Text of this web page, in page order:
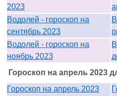
2023
Водолей - гороскоп на
сентябрь 2023
Водолей - гороскоп на
ноябрь 2023
Гороскоп на апрель 2023
Гороскоп на апрель 2023